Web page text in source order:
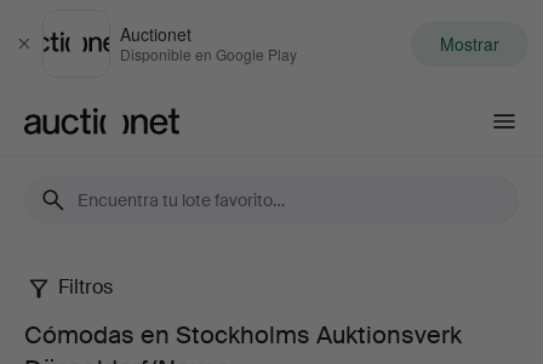
Cerrar
Auctionet
Disponible en Google Play Mostrar
Cómodas
Filtros
Cómodas en Stockholms Auktionsverk